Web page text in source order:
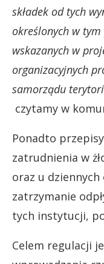
składek od tych
określonych w
wskazanych w
organizacyjnych
samorządu
czytamy w
Ponadto
zatrudnienia w
oraz u
zatrzymanie
tych instytucji,
Celem regulacji